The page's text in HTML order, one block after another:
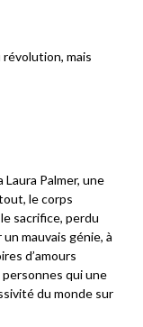
révolution, mais
Laura Palmer, une
le corps
sacrifice, perdu
mauvais génie, à
d’amours
personnes qui une
du monde sur